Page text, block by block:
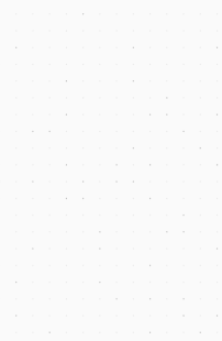
high-performance
and